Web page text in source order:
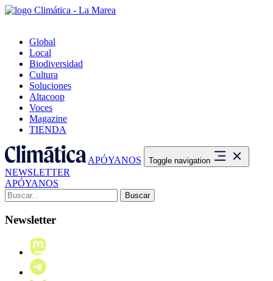
Global
Local
Biodiversidad
Cultura
Soluciones
Altacoop
Voces
Magazine
TIENDA
APÓYANOS Toggle navigation
NEWSLETTER
APÓYANOS
Buscar:
Newsletter